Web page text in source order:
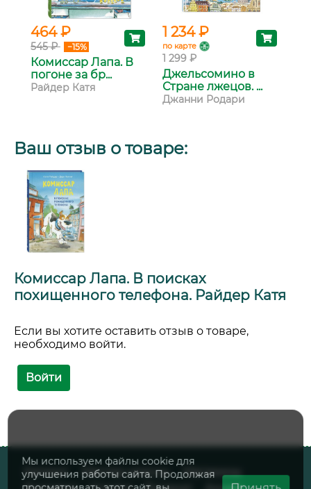
464 ₽
545 ₽ −15%
Комиссар Лапа. В
погоне за бр...
Райдер Катя
1 234 ₽
по карте
1 299 ₽
Джельсомино в
Стране лжецов. ...
Джанни Родари
Ваш отзыв о товаре:
Комиссар Лапа. В поисках
похищенного телефона. Райдер Катя
Если вы хотите оставить отзыв о товаре,
необходимо войти.
Войти
Каталог Мастер-классы
Магазины
Мы используем файлы cookie для
улучшения работы сайта. Продолжая